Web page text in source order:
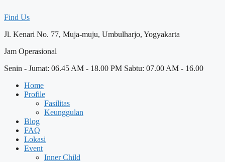
to
Find Us
Jl. Kenari No. 77, Muja-muju, Umbulharjo, Yogyakarta
Jam Operasional
Senin - Jumat: 06.45 AM - 18.00 PM Sabtu: 07.00 AM - 16.00
Home
Profile
Fasilitas
Keunggulan
Blog
FAQ
Lokasi
Event
Inner Child